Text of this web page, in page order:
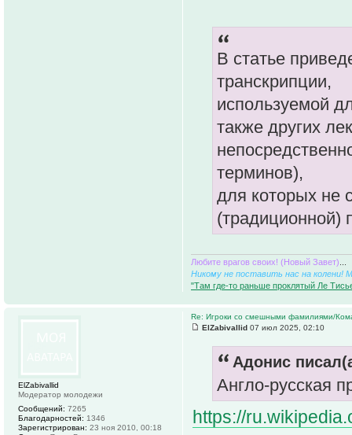
В статье
транскрипции,
используемой
также других
терминов),
для которых не
(традиционной)
Любите врагов своих! (Новый Завет)
Никому не поставить нас на колени!
"Там где-то раньше проклятый Ле
Re: Игроки со смешными фамилиями/
ElZabivallid 07 июл 2025, 02:10
Адонис
Англо-русская
https://
ElZabivallid
Модератор молодежи
Сообщений: 7265
Благодарностей: 1346
Зарегистрирован: 23 ноя 2010, 00:18